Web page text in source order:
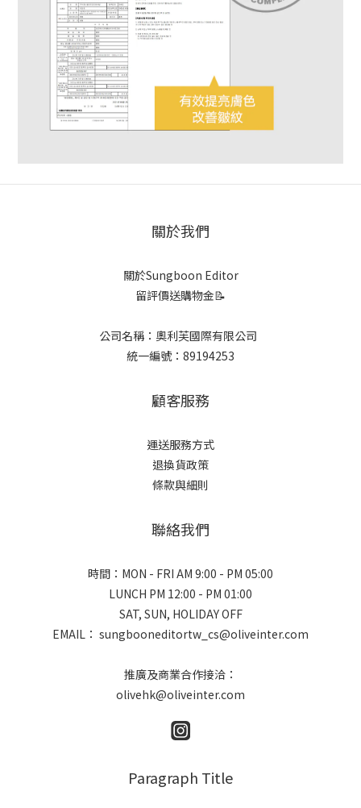
關於我們
關於Sungboon Editor
留評價送購物金📝
公司名稱：奧利芙國際有限公司
統一編號：89194253
顧客服務
運送服務方式
退換貨政策
條款與細則
聯絡我們
時間：MON - FRI AM 9:00 - PM 05:00
LUNCH PM 12:00 - PM 01:00
SAT, SUN, HOLIDAY OFF
EMAIL： sungbooneditortw_cs@oliveinter.com
推廣及商業合作接洽：
olivehk@oliveinter.com
Paragraph Title